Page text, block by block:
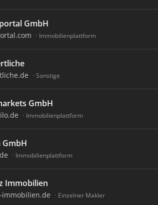
GmbH
Immobilienplattform
Sonstige
GmbH
Immobilienplattform
GmbH
Immobilienplattform
Immobilien
immobilien.de Einzelner Makler